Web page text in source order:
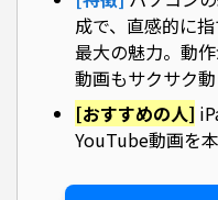
成で、直感的に
最大の魅力。動
動画もサクサク動
[おすすめの人]
YouTube動画を